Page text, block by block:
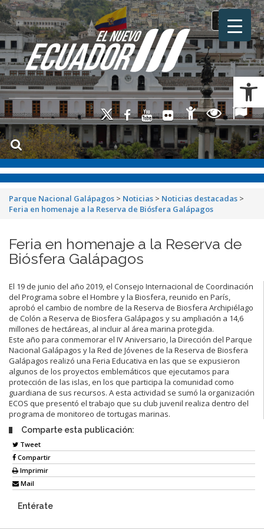
Toggle
Parque Nacional Galápagos > Noticias > Noticias destacadas >
Feria en homenaje a la Reserva de Biósfera Galápagos
Feria en homenaje a la Reserva de
Biósfera Galápagos
El 19 de junio del año 2019, el Consejo Internacional de Coordinación
del Programa sobre el Hombre y la Biosfera, reunido en París,
aprobó el cambio de nombre de la Reserva de Biosfera Archipiélago
de Colón a Reserva de Biosfera Galápagos y su ampliación a 14,6
millones de hectáreas, al incluir al área marina protegida.
Este año para conmemorar el IV Aniversario, la Dirección del Parque
Nacional Galápagos y la Red de Jóvenes de la Reserva de Biosfera
Galápagos realizó una Feria Educativa en las que se expusieron
algunos de los proyectos emblemáticos que ejecutamos para
protección de las islas, en los que participa la comunidad como
guardiana de sus recursos. A esta actividad se sumó la organización
ECOS que presentó el trabajo que su club juvenil realiza dentro del
programa de monitoreo de tortugas marinas.
Comparte esta publicación:
Tweet
Compartir
Imprimir
Mail
Entérate